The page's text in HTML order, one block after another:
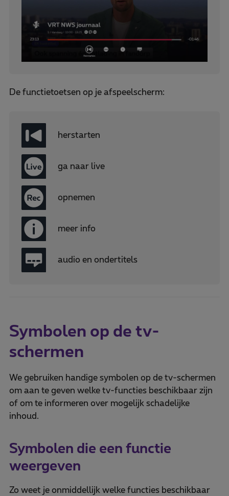
De functietoetsen op je afspeelscherm:
herstarten
ga naar live
opnemen
meer info
audio en ondertitels
Symbolen op de tv-
schermen
We gebruiken handige symbolen op de tv-schermen
om aan te geven welke tv-functies beschikbaar zijn
of om te informeren over mogelijk schadelijke
inhoud.
Symbolen die een functie
weergeven
Zo weet je onmiddellijk welke functies beschikbaar